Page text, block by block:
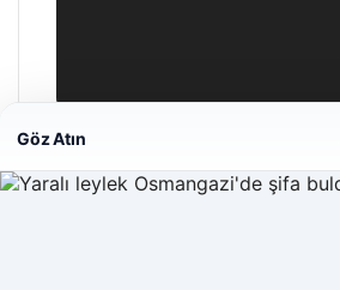
Enes Kaplan Avukatlık Bürosu
04/28/2026
Web sitemizi nasıl kullandığınızı daha
Göz Atın